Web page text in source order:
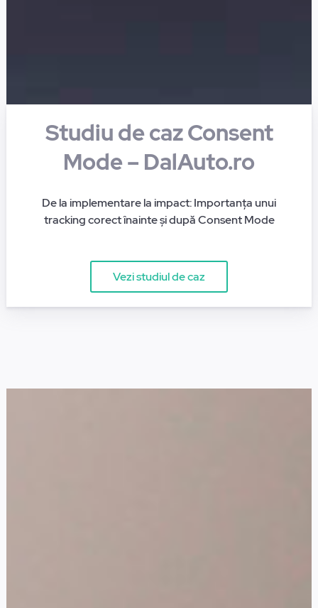
Studiu de caz Consent
Mode – DalAuto.ro
De la implementare la impact: Importanța unui
tracking corect înainte și după Consent Mode
Vezi studiul de caz